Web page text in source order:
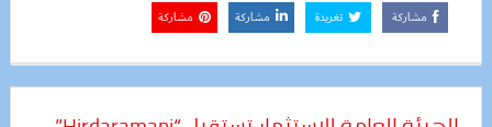
مشاركة تغريدة مشاركة مشاركة